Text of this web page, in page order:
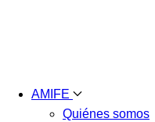
AMIFE
Quiénes somos